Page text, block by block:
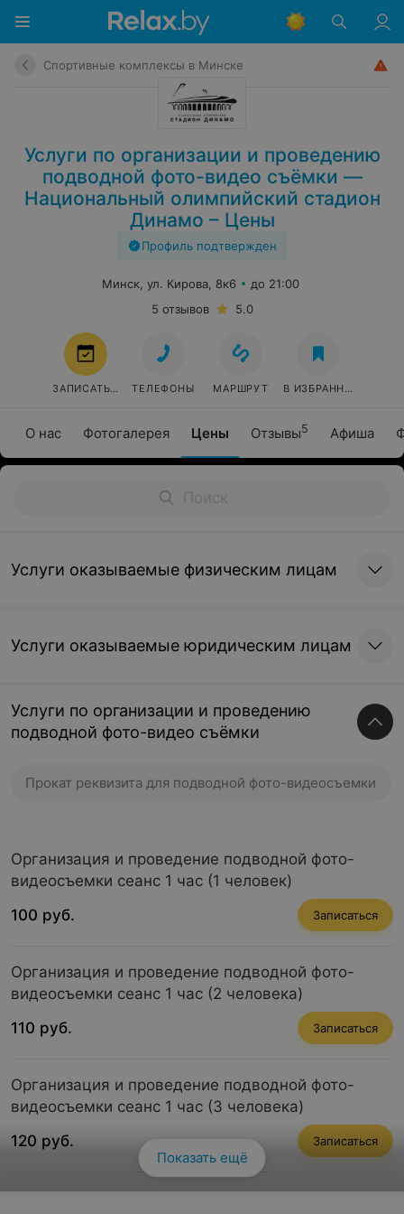
Спортивные комплексы в Минске
Услуги по организации и проведению
подводной фото-видео съёмки —
Национальный олимпийский стадион
Динамо – Цены
Профиль подтвержден
О нас Фотогалерея Цены Отзывы5 Афиша
Минск, ул. Кирова, 8к6
до 21:00
5 отзывов
5.0
ЗАПИСАТЬСЯ ТЕЛЕФОНЫ МАРШРУТ В ИЗБРАННОЕ
Услуги оказываемые физическим лицам
Услуги оказываемые юридическим лицам
Услуги по организации и проведению
подводной фото-видео съёмки
Прокат реквизита для подводной фото-видеосъемки
Организация и проведение подводной фото-
видеосъемки сеанс 1 час (1 человек)
100 руб.
Записаться
Организация и проведение подводной фото-
видеосъемки сеанс 1 час (2 человека)
110 руб.
Записаться
Организация и проведение подводной фото-
видеосъемки сеанс 1 час (3 человека)
120 руб.
Записаться
Показать ещё